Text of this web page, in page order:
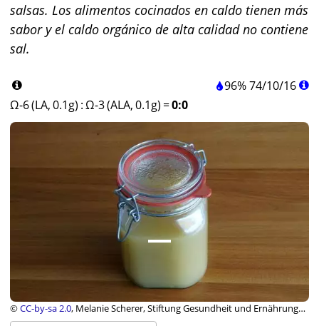
salsas. Los alimentos cocinados en caldo tienen más
sabor y el caldo orgánico de alta calidad no contiene
sal.
96%74/10/16
Ω-6 (LA, 0.1g) :Ω-3 (ALA, 0.1g) =0:0
©CC-by-sa 2.0, Melanie Scherer, Stiftung Gesundheit und Ernährung
Schweiz